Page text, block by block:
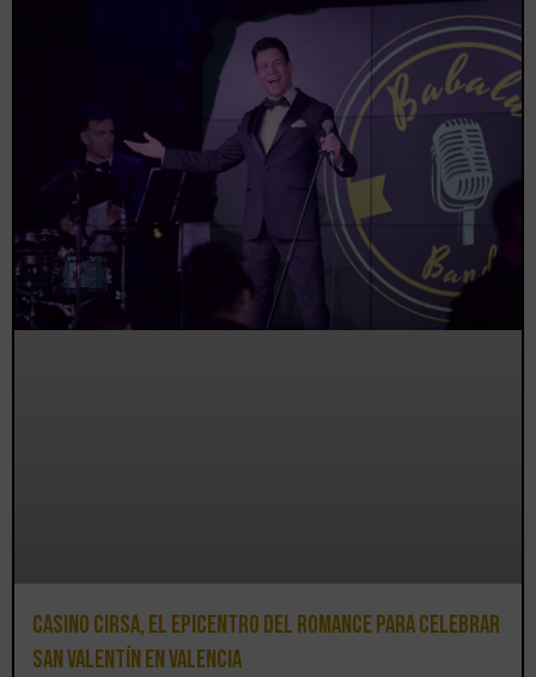
Casino CIRSA, el epicentro del romance para celebrar
San Valentín en Valencia